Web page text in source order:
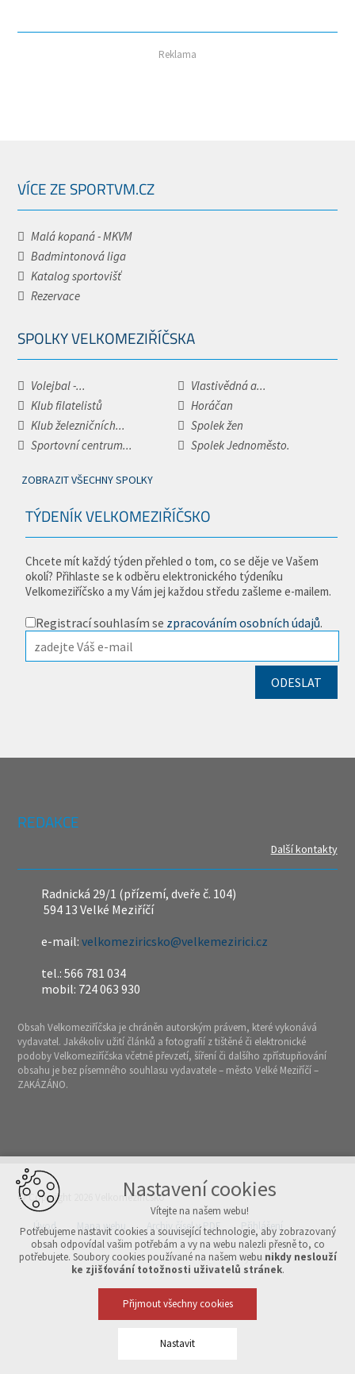
Reklama
VÍCE ZE SPORTVM.CZ
Malá kopaná - MKVM
Badmintonová liga
Katalog sportovišť
Rezervace
SPOLKY VELKOMEZIŘÍČSKA
Volejbal -...
Vlastivědná a...
Klub filatelistů
Horáčan
Klub železničních...
Spolek žen
Sportovní centrum...
Spolek Jednoměsto.
ZOBRAZIT VŠECHNY SPOLKY
TÝDENÍK VELKOMEZIŘÍČSKO
Chcete mít každý týden přehled o tom, co se děje ve Vašem
okolí? Přihlaste se k odběru elektronického týdeníku
Velkomeziříčsko a my Vám jej každou středu zašleme e-mailem.
Registrací souhlasím se zpracováním osobních údajů.
REDAKCE
Další kontakty
Radnická 29/1 (přízemí, dveře č. 104)
594 13 Velké Meziříčí
e-mail:velkomeziricsko@velkemezirici.cz
tel.: 566 781 034
mobil: 724 063 930
Obsah Velkomeziříčska je chráněn autorským právem, které vykonává
vydavatel. Jakékoliv užití článků a fotografií z tištěné či elektronické
podoby Velkomeziříčska včetně převzetí, šíření či dalšího zpřístupňování
obsahu je bez písemného souhlasu vydavatele – město Velké Meziříčí –
ZAKÁZÁNO.
© Copyright 2026 Velkomeziříčsko
Úvod Mapa webu Archiv čísel v PDF Přihlášení
Vytvořeno v xart.cz
Nastavení cookies
Vítejte na našem webu!
Potřebujeme nastavit cookies a související technologie, aby zobrazovaný
obsah odpovídal vašim potřebám a vy na webu nalezli přesně to, co
potřebujete. Soubory cookies používané na našem webu nikdy neslouží
ke zjišťování totožnosti uživatelů stránek.
Přijmout všechny cookies
Nastavit